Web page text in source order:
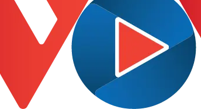
Đời sống
Nhà đẹp
Tình yêu - Gia đình
Sân khấu - Điện ảnh
Văn học
Di sản